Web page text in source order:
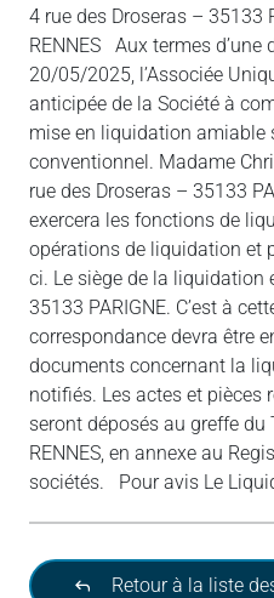
4 rue des Droseras – 35133
RENNES Aux termes d’une
20/05/2025, l’Associée
anticipée de la Société à
mise en liquidation amiable
conventionnel. Madame
rue des Droseras – 35133
exercera les fonctions de
opérations de liquidation et
ci. Le siège de la liquidation
35133 PARIGNE. C’est à
correspondance devra être
documents concernant la
notifiés. Les actes et
seront déposés au greffe
RENNES, en annexe au
sociétés. Pour avis Le
Retour à la liste